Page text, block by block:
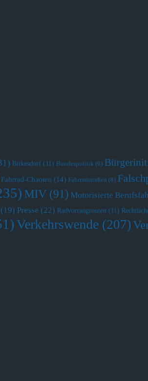
Birkesdorf (11) Bundespolitik (9)
Fahrrad-Chaoten (14) Fahrradstraßen (8)
MIV (91) Motorisierte
(19) Presse (22) Radvorrangrouten (11)
Verkehrswende (207)